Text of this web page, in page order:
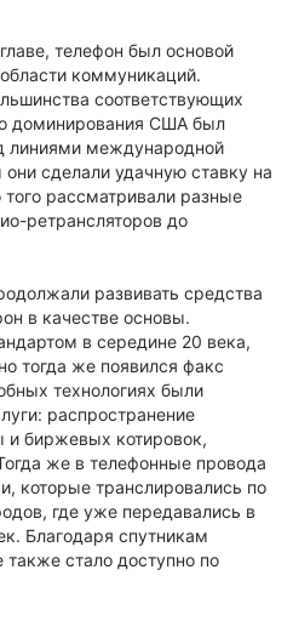
телефон был основой
коммуникаций.
соответствующих
доминирования США был
линиями международной
сделали удачную ставку на
рассматривали разные
ретрансляторов до
развивать средства
в качестве основы.
в середине 20 века,
тогда же появился факс
технологиях были
распространение
и биржевых котировок,
же в телефонные провода
которые транслировались по
где уже передавались в
Благодаря спутникам
стало доступно по